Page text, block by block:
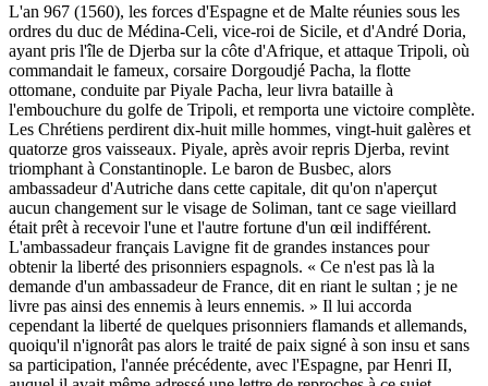
L'an 967 (1560), les forces d'Espagne et de Malte réunies sous les
ordres du duc de Médina-Celi, vice-roi de Sicile, et d'André Doria,
ayant pris l'île de Djerba sur la côte d'Afrique, et attaque Tripoli, où
commandait le fameux, corsaire Dorgoudjé Pacha, la flotte
ottomane, conduite par Piyale Pacha, leur livra bataille à
l'embouchure du golfe de Tripoli, et remporta une victoire complète.
Les Chrétiens perdirent dix-huit mille hommes, vingt-huit galères et
quatorze gros vaisseaux. Piyale, après avoir repris Djerba, revint
triomphant à Constantinople. Le baron de Busbec, alors
ambassadeur d'Autriche dans cette capitale, dit qu'on n'aperçut
aucun changement sur le visage de Soliman, tant ce sage vieillard
était prêt à recevoir l'une et l'autre fortune d'un œil indifférent.
L'ambassadeur français Lavigne fit de grandes instances pour
obtenir la liberté des prisonniers espagnols. « Ce n'est pas là la
demande d'un ambassadeur de France, dit en riant le sultan ; je ne
livre pas ainsi des ennemis à leurs ennemis. » Il lui accorda
cependant la liberté de quelques prisonniers flamands et allemands,
quoiqu'il n'ignorât pas alors le traité de paix signé à son insu et sans
sa participation, l'année précédente, avec l'Espagne, par Henri II,